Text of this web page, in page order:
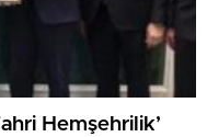
Hemşehrilik’